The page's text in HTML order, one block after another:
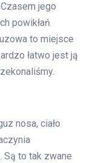
jego
powikłań
to miejsce
łatwo jest ją
nosa, ciało
Są to tak zwane